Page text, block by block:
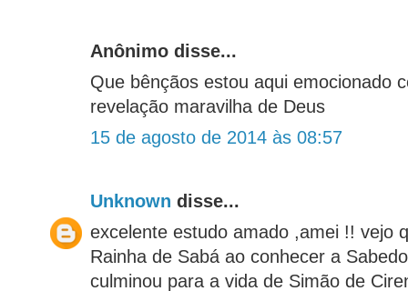
Anônimo disse...
Que bênçãos estou aqui emocionado
revelação maravilha de Deus
15 de agosto de 2014 às 08:57
Unknown disse...
excelente estudo amado ,amei !! vejo
Rainha de Sabá ao conhecer a
culminou para a vida de Simão de